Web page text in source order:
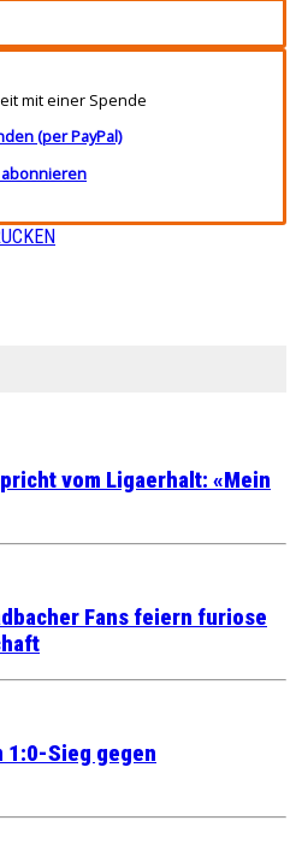
mit einer Spende
(per PayPal)
abonnieren
vom Ligaerhalt: «Mein
Fans feiern furiose
Sieg gegen